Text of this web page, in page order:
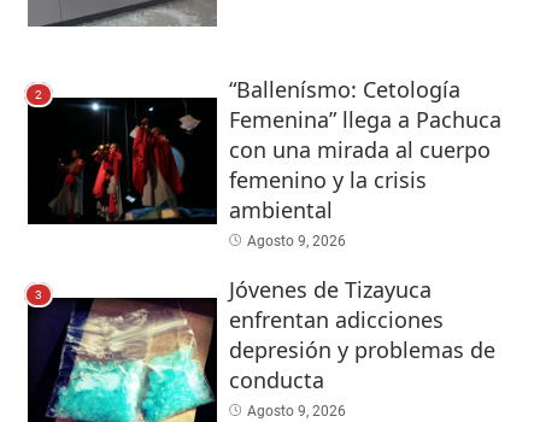
2
“Ballenísmo: Cetología
Femenina” llega a Pachuca
con una mirada al cuerpo
femenino y la crisis
ambiental
Agosto 9, 2026
3
Jóvenes de Tizayuca
enfrentan adicciones
depresión y problemas de
conducta
Agosto 9, 2026